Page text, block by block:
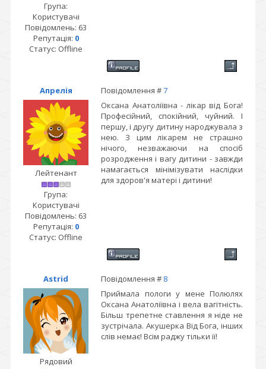
Група:
Користувачі
Повідомлень: 63
Репутація: 0
Статус: Offline
Апрелія Повідомлення #7
Лейтенант
Група:
Користувачі
Повідомлень: 63
Репутація: 0
Статус: Offline
Оксана Анатоліївна - лікар від Бога!
Професійний, спокійний, чуйний. І
першу, і другу дитину народжувала з
нею. З цим лікарем не страшно
нічого, незважаючи на спосіб
розродження і вагу дитини - завжди
намагається мінімізувати наслідки
для здоров'я матері і дитини!
Astrid Повідомлення # 8
Рядовий
Приймала пологи у мене Полюлях
Оксана Анатоліївна і вела вагітність.
Більш трепетне ставлення я ніде не
зустрічала. Акушерка Від Бога, інших
слів немає! Всім раджу тільки її!